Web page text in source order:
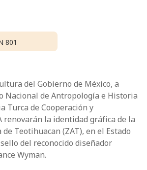
801
del Gobierno de México, a
Nacional de Antropología e Historia
Turca de Cooperación y
renovarán la identidad gráfica de la
Teotihuacan (ZAT), en el Estado
del reconocido diseñador
Wyman.